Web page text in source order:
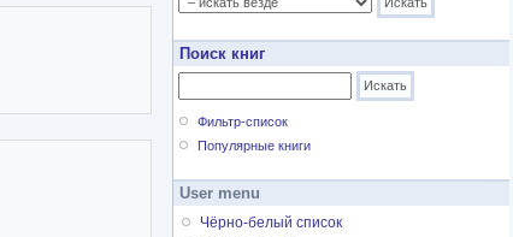
Поиск книг
Фильтр-список
Популярные книги
User menu
Чёрно-белый список